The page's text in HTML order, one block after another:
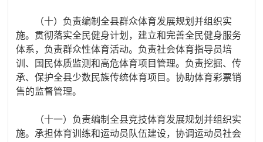
（十）负责编制全县群众体育发展规划并组织实
施。贯彻落实全民健身计划，建立和完善全民健身服务
体系，负责群众性体育活动。负责社会体育指导员培
训、国民体质监测和高危体育项目管理。负责挖掘、传
承、保护全县少数民族传统体育项目。协助体育彩票销
售的监督管理。
（十一）负责编制全县竞技体育发展规划并组织实
施。承担体育训练和运动员队伍建设，协调运动员社会